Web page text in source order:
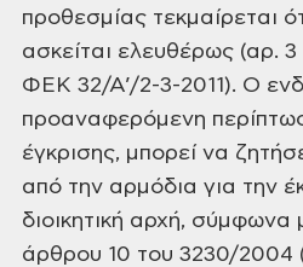
προθεσμίας τεκμαίρεται
ασκείται ελευθέρως (αρ.
ΦΕΚ 32/Α’/2-3-2011). Ο
προαναφερόμενη
έγκρισης, μπορεί να
από την αρμόδια για την
διοικητική αρχή, σύμφωνα
άρθρου 10 του 3230/2004